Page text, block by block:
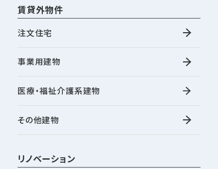
賃貸外物件
注文住宅
事業用建物
医療・福祉介護系建物
その他建物
リノベーション